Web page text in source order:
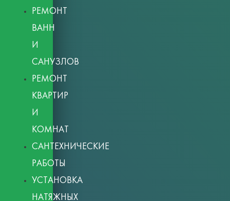
РЕМОНТ
ВАНН
И
САНУЗЛОВ
РЕМОНТ
КВАРТИР
И
КОМНАТ
САНТЕХНИЧЕСКИЕ
РАБОТЫ
УСТАНОВКА
НАТЯЖНЫХ